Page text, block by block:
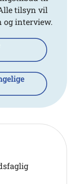
tilsyn vil
og interview.